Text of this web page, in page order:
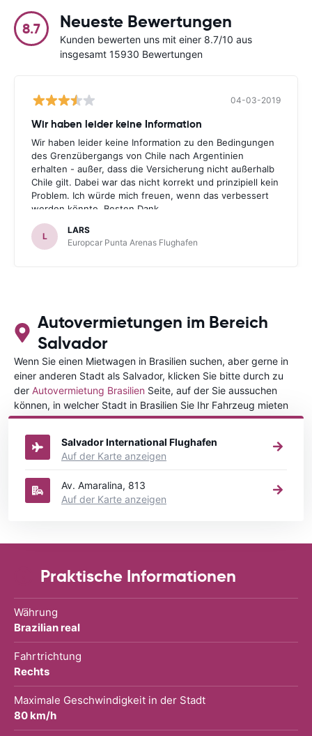
8.7 Neueste Bewertungen
Kunden bewerten uns mit einer 8.7/10 aus
insgesamt 15930 Bewertungen
04-03-2019
Wir haben leider keine Information
Wir haben leider keine Information zu den Bedingungen
des Grenzübergangs von Chile nach Argentinien
erhalten - außer, dass die Versicherung nicht außerhalb
Chile gilt. Dabei war das nicht korrekt und prinzipiell kein
Problem. Ich würde mich freuen, wenn das verbessert
werden könnte. Besten Dank.
L
LARS
Europcar Punta Arenas Flughafen
Autovermietungen im Bereich
Salvador
Wenn Sie einen Mietwagen in Brasilien suchen, aber gerne in
einer anderen Stadt als Salvador, klicken Sie bitte durch zu
der Autovermietung Brasilien Seite, auf der Sie aussuchen
können, in welcher Stadt in Brasilien Sie Ihr Fahrzeug mieten
wollen.
Salvador International Flughafen
Auf der Karte anzeigen
Av. Amaralina, 813
Auf der Karte anzeigen
Praktische Informationen
Währung
Brazilian real
Fahrtrichtung
Rechts
Maximale Geschwindigkeit in der Stadt
80 km/h